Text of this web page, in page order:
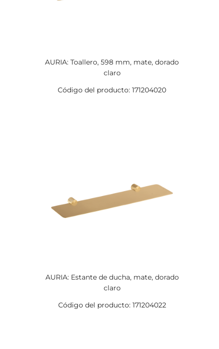
AURIA: Toallero, 598 mm, mate, dorado
claro
Código del producto: 171204020
AURIA: Estante de ducha, mate, dorado
claro
Código del producto: 171204022